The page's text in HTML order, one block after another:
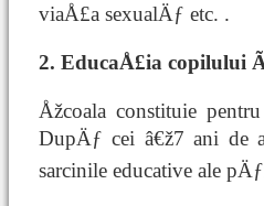
viaÅ£a sexualÄƒ etc. .
2. EducaÅ£ia copilului
Åžcoala constituie
DupÄƒ cei â€ž7 ani de
sarcinile educative ale